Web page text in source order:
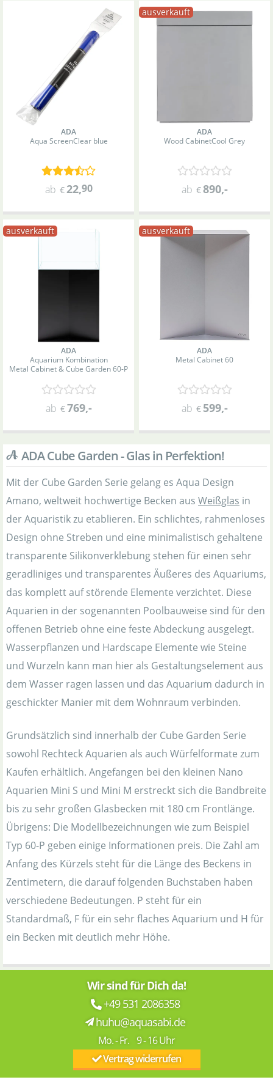
ADA
Aqua ScreenClear blue
ab €22,90
ausverkauft
ADA
Wood CabinetCool Grey
ab €890,-
ausverkauft
ADA
Aquarium Kombination
Metal Cabinet & Cube Garden 60-P
ab €769,-
ausverkauft
ADA
Metal Cabinet 60
ab € 599,-
ADA Cube Garden - Glas in Perfektion!
Mit der Cube Garden Serie gelang es Aqua Design
Amano, weltweit hochwertige Becken aus Weißglas in
der Aquaristik zu etablieren. Ein schlichtes, rahmenloses
Design ohne Streben und eine minimalistisch gehaltene
transparente Silikonverklebung stehen für einen sehr
geradliniges und transparentes Äußeres des Aquariums,
das komplett auf störende Elemente verzichtet. Diese
Aquarien in der sogenannten Poolbauweise sind für den
offenen Betrieb ohne eine feste Abdeckung ausgelegt.
Wasserpflanzen und Hardscape Elemente wie Steine
und Wurzeln kann man hier als Gestaltungselement aus
dem Wasser ragen lassen und das Aquarium dadurch in
geschickter Manier mit dem Wohnraum verbinden.
Grundsätzlich sind innerhalb der Cube Garden Serie
sowohl Rechteck Aquarien als auch Würfelformate zum
Kaufen erhältlich. Angefangen bei den kleinen Nano
Aquarien Mini S und Mini M erstreckt sich die Bandbreite
bis zu sehr großen Glasbecken mit 180 cm Frontlänge.
Übrigens: Die Modellbezeichnungen wie zum Beispiel
Typ 60-P geben einige Informationen preis. Die Zahl am
Anfang des Kürzels steht für die Länge des Beckens in
Zentimetern, die darauf folgenden Buchstaben haben
verschiedene Bedeutungen. P steht für ein
Standardmaß, F für ein sehr flaches Aquarium und H für
ein Becken mit deutlich mehr Höhe.
Wir sind für Dich da!
+49 531 2086358
huhu@aquasabi.de
Mo. - Fr. 9 - 16 Uhr
Vertrag widerrufen